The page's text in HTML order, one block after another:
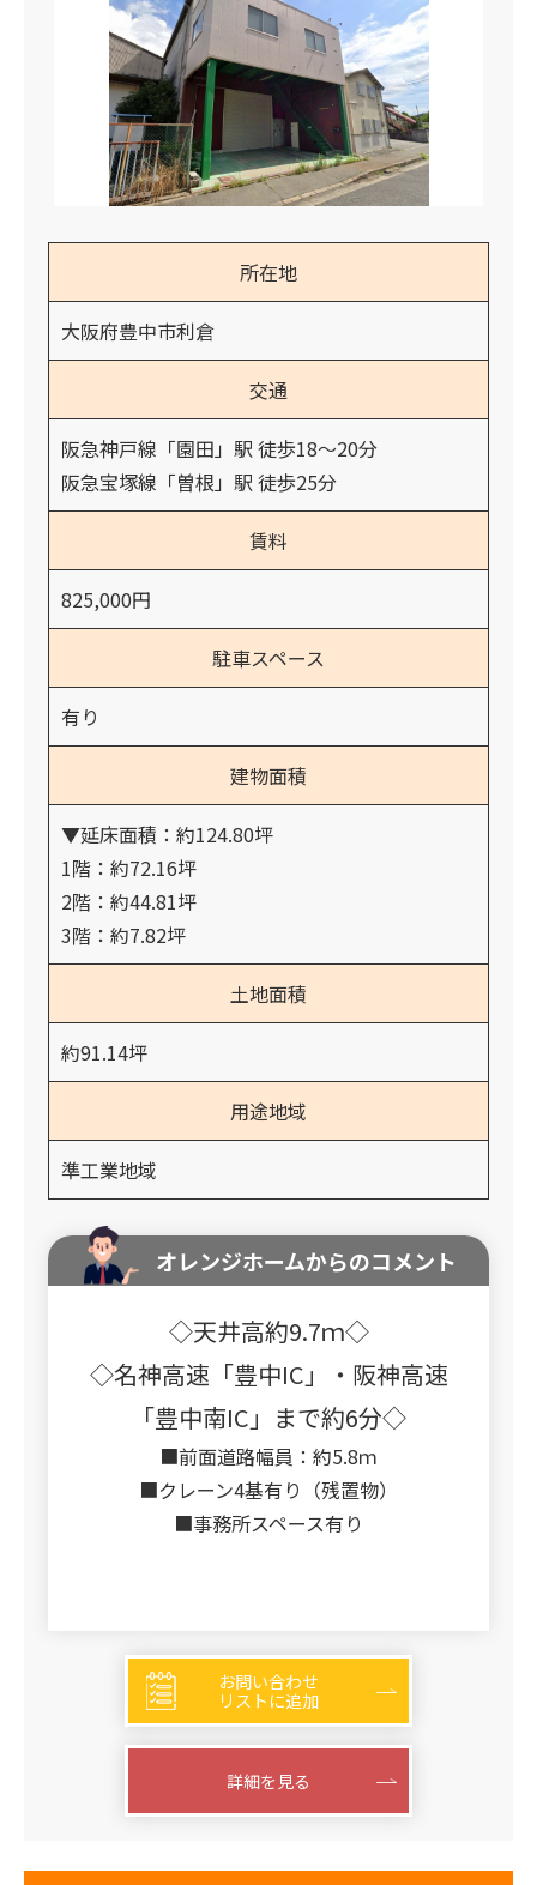
所在地
大阪府豊中市利倉
交通
阪急神戸線「園田」駅 徒歩18～20分
阪急宝塚線「曽根」駅 徒歩25分
賃料
825,000円
駐車スペース
有り
建物面積
▼延床面積：約124.80坪
1階：約72.16坪
2階：約44.81坪
3階：約7.82坪
土地面積
約91.14坪
用途地域
準工業地域
オレンジホームからのコメント
◇天井高約9.7ｍ◇
◇名神高速「豊中IC」・阪神高速
「豊中南IC」まで約6分◇
■前面道路幅員：約5.8ｍ
■クレーン4基有り（残置物）
■事務所スペース有り
お問い合わせ
リストに追加
詳細を見る